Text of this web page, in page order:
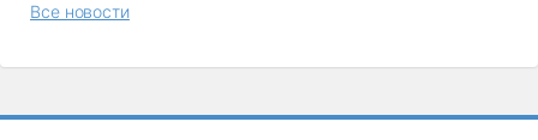
Все новости